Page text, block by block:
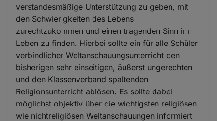
verstandesmäßige Unterstützung zu geben, mit
den Schwierigkeiten des Lebens
zurechtzukommen und einen tragenden Sinn im
Leben zu finden. Hierbei sollte ein für alle Schüler
verbindlicher Weltanschauungsunterricht den
bisherigen sehr einseitigen, äußerst ungerechten
und den Klassenverband spaltenden
Religionsunterricht ablösen. Es sollte dabei
möglichst objektiv über die wichtigsten religiösen
wie nichtreligiösen Weltanschauungen informiert